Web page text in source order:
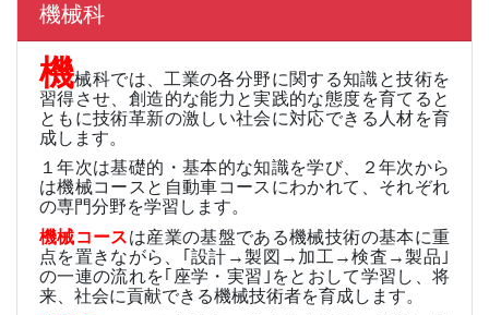
機械科
機械科では、工業の各分野に関する知識と技術を
習得させ、創造的な能力と実践的な態度を育てると
ともに技術革新の激しい社会に対応できる人材を育
成します。
１年次は基礎的・基本的な知識を学び、２年次から
は機械コースと自動車コースにわかれて、それぞれ
の専門分野を学習します。
機械コースは産業の基盤である機械技術の基本に重
点を置きながら、｢設計→製図→加工→検査→製品｣
の一連の流れを｢座学・実習｣をとおして学習し、将
来、社会に貢献できる機械技術者を育成します。